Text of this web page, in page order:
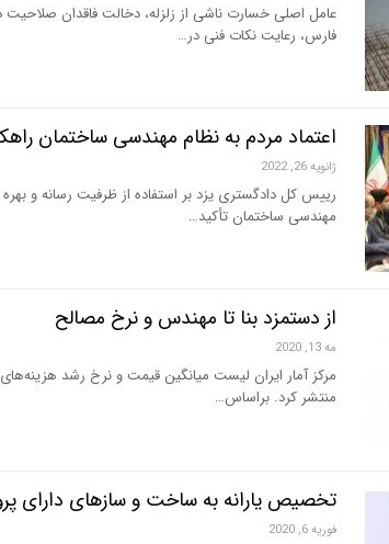
عامل اصلی خسارت ناشی از زلزله، دخالت فاقدان
فارس، رعایت نکات فنی در…
اعتماد مردم به نظام مهندسی ساختمان
ژانویه 26, 2022
رییس کل دادگستری یزد بر استفاده از ظرفیت رسانه و
مهندسی ساختمان تأکید…
از دستمزد بنا تا مهندس و نرخ مصالح
مه 13, 2020
منتشر کرد. براساس…
تخصیص یارانه به ساخت و سازهای دارای
فوریه 6, 2020